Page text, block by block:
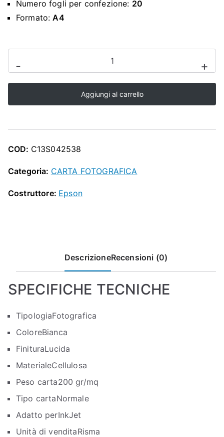
Numero fogli per confezione: 20
Formato:A4
-
FOTOGRAFICA
EPSON
c13s042538
A4
20FG
+
Aggiungi al carrello
COD: C13S042538
Categoria: CARTA FOTOGRAFICA
Costruttore: Epson
DescrizioneRecensioni (0)
SPECIFICHE TECNICHE
TipologiaFotografica
ColoreBianca
FinituraLucida
MaterialeCellulosa
Peso carta200 gr/mq
Tipo cartaNormale
Adatto perInkJet
Unità di venditaRisma